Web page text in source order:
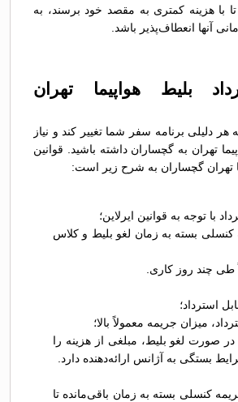
با هزینه کمتری به مقصد خود برسند، به
آنها انعطاف‌پذیر باشد.
بلیط هواپیما تهران
دلیلی برنامه سفر شما تغییر کند و نیاز
تهران به گچساران داشته باشید. قوانین
تهران گچساران به شرح زیر است:
با توجه به قوانین ایرلاین؛
کنسلی بسته به زمان لغو بلیط و کلاس
طی چند روز کاری.
استرداد؛
میزان جریمه معمولاً بالا؛
در صورت لغو بلیط، مبلغی از هزینه را
بستگی به آژانس ارائه‌دهنده دارد.
کنسلی بسته به زمان باقی‌مانده تا